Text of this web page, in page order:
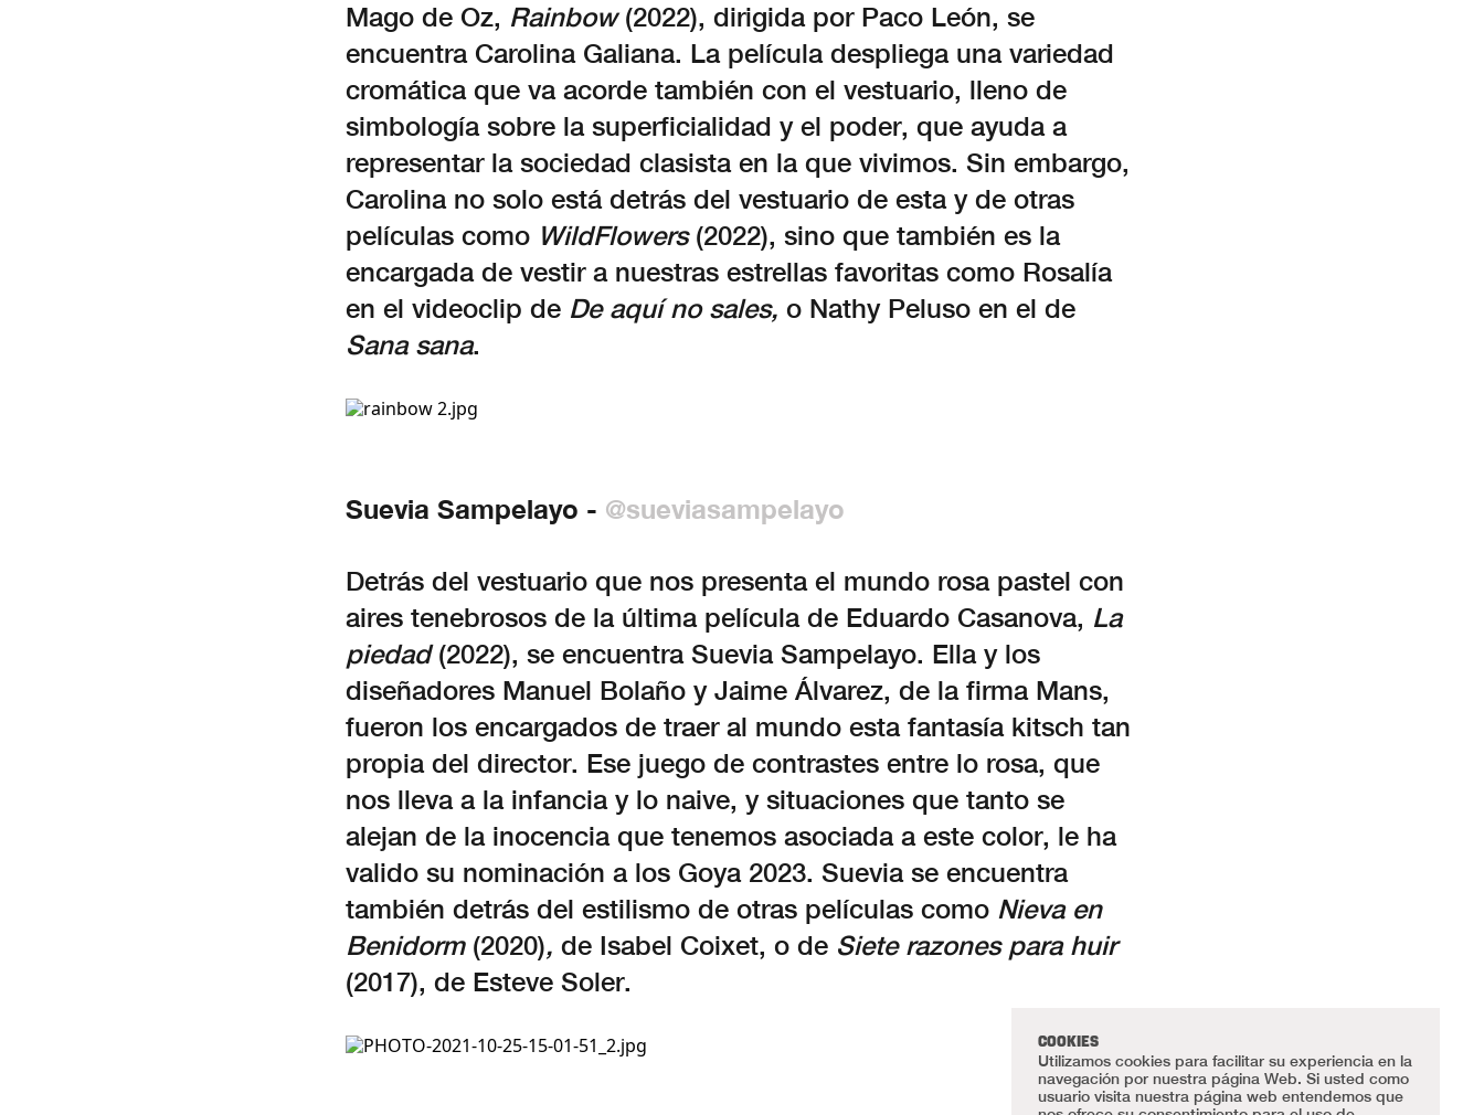
Mago de Oz, Rainbow(2022), dirigida por Paco León, se
encuentra Carolina Galiana. La película despliega una variedad
cromática que va acorde también con el vestuario, lleno de
simbología sobre la superficialidad y el poder, que ayuda a
representar la sociedad clasista en la que vivimos. Sin embargo,
Carolina no solo está detrás del vestuario de esta y de otras
películas como WildFlowers(2022), sino que también es la
encargada de vestir a nuestras estrellas favoritas como Rosalía
en el videoclip de De aquí no sales, o Nathy Peluso en el de
Sana sana.
Suevia Sampelayo - @sueviasampelayo
Detrás del vestuario que nos presenta el mundo rosa pastel con
aires tenebrosos de la última película de Eduardo Casanova, La
piedad(2022), se encuentra Suevia Sampelayo. Ella y los
diseñadores Manuel Bolaño y Jaime Álvarez, de la firma Mans,
fueron los encargados de traer al mundo esta fantasía kitsch tan
propia del director. Ese juego de contrastes entre lo rosa, que
nos lleva a la infancia y lo naive, y situaciones que tanto se
alejan de la inocencia que tenemos asociada a este color, le ha
valido su nominación a los Goya 2023. Suevia se encuentra
también detrás del estilismo de otras películas como Nieva en
Benidorm (2020), de Isabel Coixet, o de Siete razones para huir
(2017), de Esteve Soler.
COOKIES
Utilizamos cookies para facilitar su experiencia en la
navegación por nuestra página Web. Si usted como
usuario visita nuestra página web entendemos que